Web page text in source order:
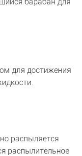
для достижения
распыляется
распылительное